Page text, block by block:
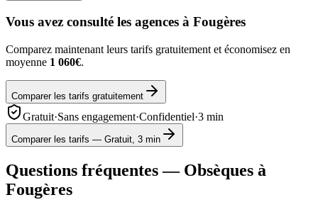
Vous avez consulté les agences à Fougères
Comparez maintenant leurs tarifs gratuitement et économisez en
moyenne 1 060€.
Comparer les tarifs gratuitement
Gratuit·Sans engagement·Confidentiel·3 min
Comparer les tarifs — Gratuit, 3 min
Questions fréquentes — Obsèques à
Fougères